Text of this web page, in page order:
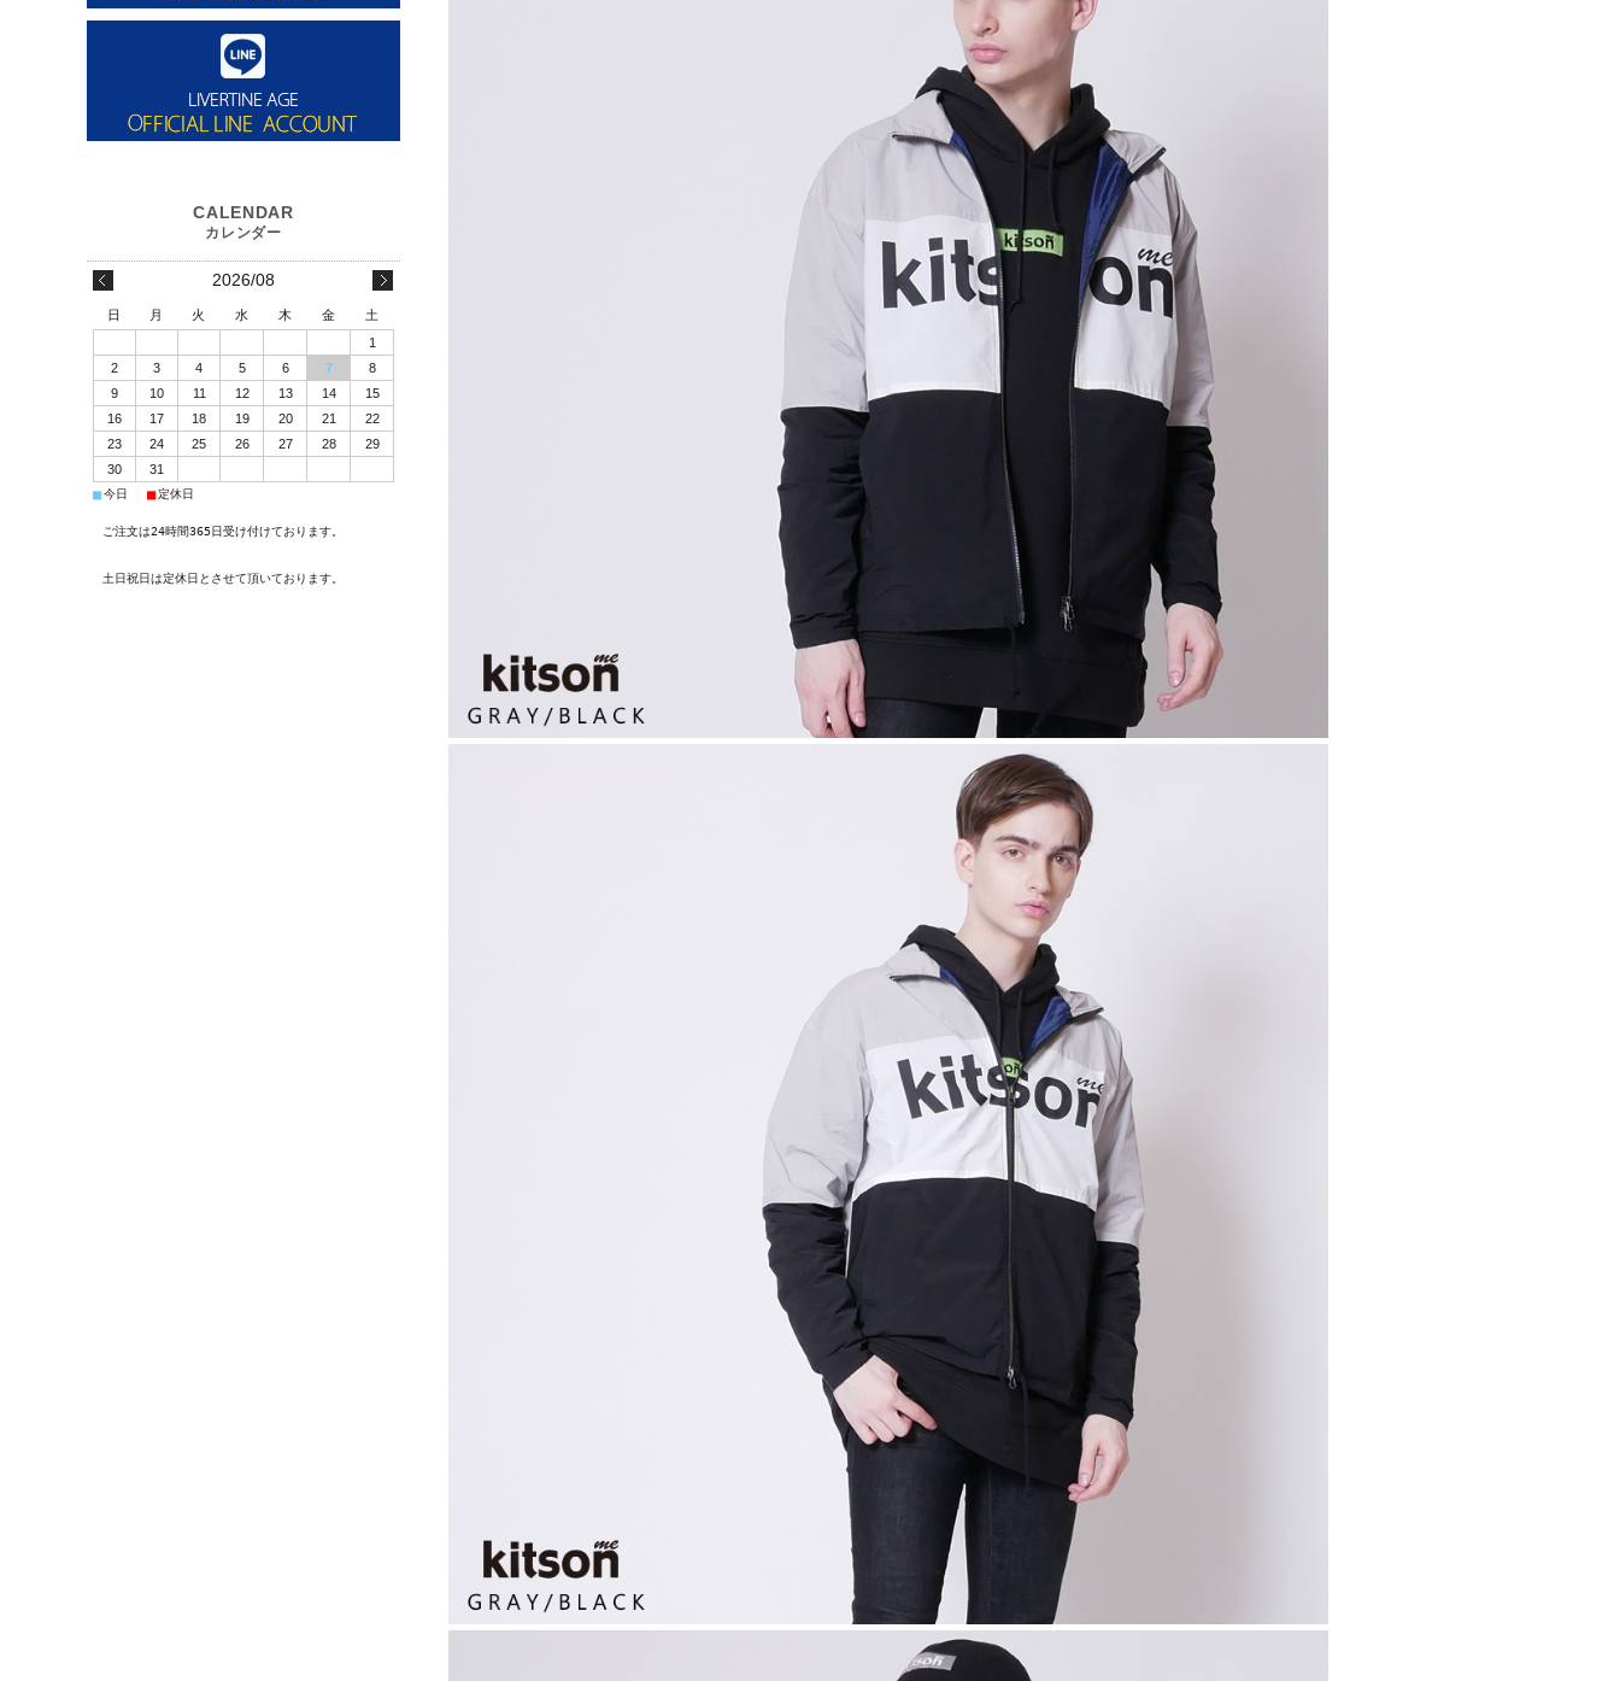
2026/08
日 月 火 水 木 金
土
1
2
3 4 5 6 7
8
9
10 11 12 13 14
15
16
17 18 19 20 21
22
23
24 25 26 27 28
29
30
31
■今日 ■定休日
ご注文は24時間365日受け付けております。
土日祝日は定休日とさせて頂いております。